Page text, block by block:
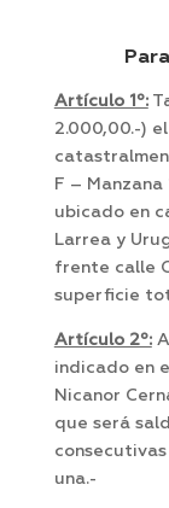
Artículo 1º:
2.000,00.-)
F –
ubicado en
Larrea y
frente calle
superficie
Artículo 2º:
indicado en
Nicanor
que será
una.-